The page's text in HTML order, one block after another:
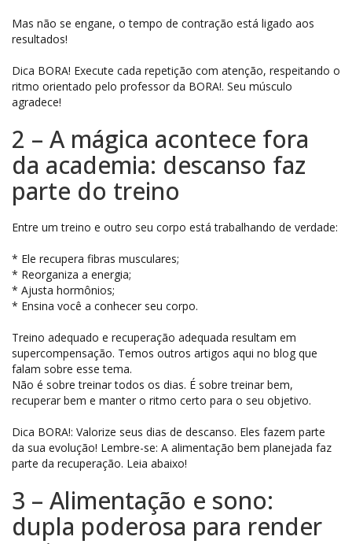
Mas não se engane, o tempo de contração está ligado aos
resultados!
Dica BORA! Execute cada repetição com atenção, respeitando o
ritmo orientado pelo professor da BORA!. Seu músculo
agradece!
2 – A mágica acontece fora
da academia: descanso faz
parte do treino
Entre um treino e outro seu corpo está trabalhando de verdade:
* Ele recupera fibras musculares;
* Reorganiza a energia;
* Ajusta hormônios;
* Ensina você a conhecer seu corpo.
Treino adequado e recuperação adequada resultam em
supercompensação. Temos outros artigos aqui no blog que
falam sobre esse tema.
Não é sobre treinar todos os dias. É sobre treinar bem,
recuperar bem e manter o ritmo certo para o seu objetivo.
Dica BORA!: Valorize seus dias de descanso. Eles fazem parte
da sua evolução! Lembre-se: A alimentação bem planejada faz
parte da recuperação. Leia abaixo!
3 – Alimentação e sono:
dupla poderosa para render